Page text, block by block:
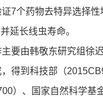
7个药物去特异选择
延长线虫寿命。
要由韩敬东研究组徐
得到科技部（
）、国家自然科学基